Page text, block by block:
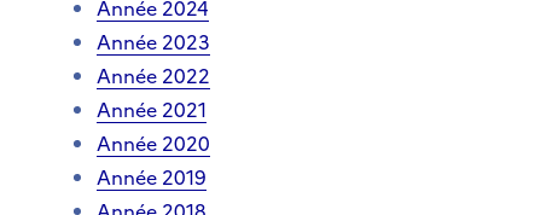
Année 2024
Année 2023
Année 2022
Année 2021
Année 2020
Année 2019